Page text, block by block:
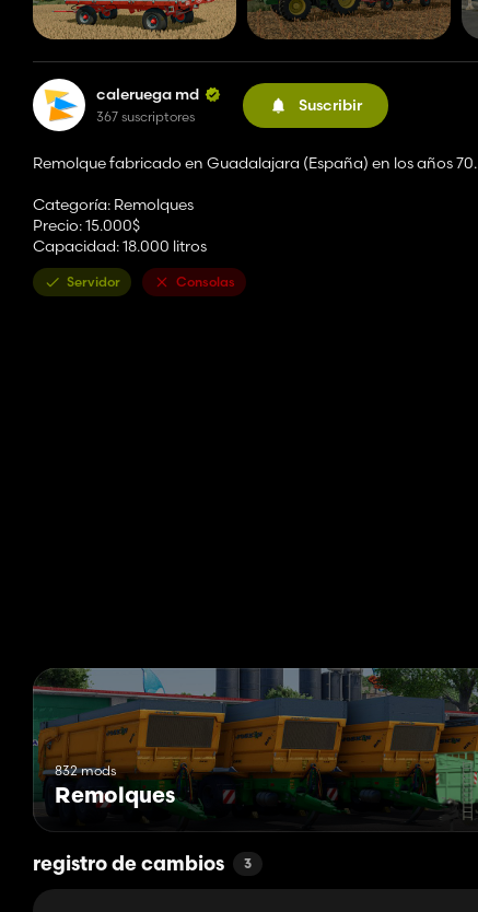
caleruega md
367 suscriptores
Suscribir
Remolque fabricado en Guadalajara (España) en los años 70.
Categoría: Remolques
Precio: 15.000$
Capacidad: 18.000 litros
Servidor Consolas
832 mods
Remolques
registro de cambios 3